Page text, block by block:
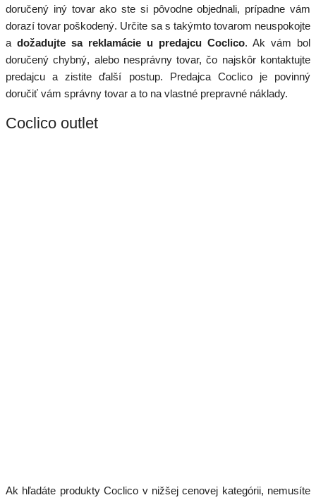
doručený iný tovar ako ste si pôvodne objednali, prípadne vám
dorazí tovar poškodený. Určite sa s takýmto tovarom neuspokojte
a dožadujte sa reklamácie u predajcu Coclico. Ak vám bol
doručený chybný, alebo nesprávny tovar, čo najskôr kontaktujte
predajcu a zistite ďalší postup. Predajca Coclico je povinný
doručiť vám správny tovar a to na vlastné prepravné náklady.
Coclico outlet
Ak hľadáte produkty Coclico v nižšej cenovej kategórii, nemusíte